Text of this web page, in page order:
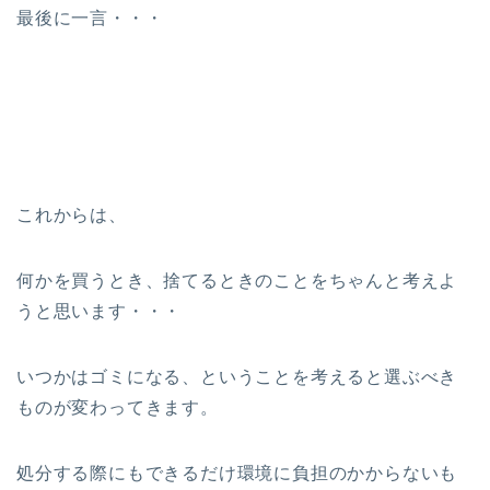
最後に一言・・・
これからは、
何かを買うとき、捨てるときのことをちゃんと考えよ
うと思います・・・
いつかはゴミになる、ということを考えると選ぶべき
ものが変わってきます。
処分する際にもできるだけ環境に負担のかからないも